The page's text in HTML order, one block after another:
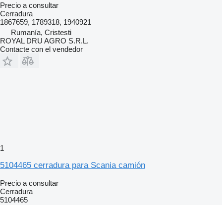
Precio a consultar
Cerradura
1867659, 1789318, 1940921
Rumanía, Cristesti
ROYAL DRU AGRO S.R.L.
Contacte con el vendedor
1
5104465 cerradura para Scania camión
Precio a consultar
Cerradura
5104465